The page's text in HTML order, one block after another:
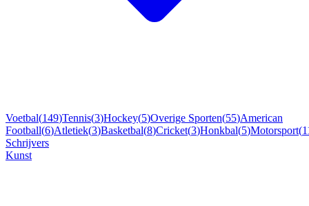
Voetbal(149)Tennis(3)Hockey(5)Overige Sporten(55)American
Football(6)Atletiek(3)Basketbal(8)Cricket(3)Honkbal(5)Motorsport(
Schrijvers
Kunst